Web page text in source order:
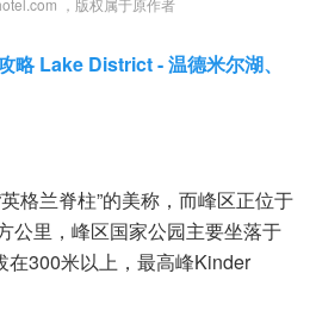
，版权属于原作者
略 Lake District - 温德米尔湖、
格兰脊柱”的美称，而峰区正位于
公里，峰区国家公园主要坐落于
在300米以上，最高峰Kinder